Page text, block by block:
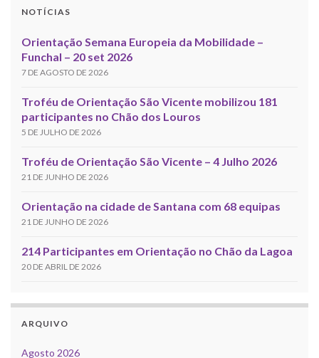
NOTÍCIAS
Orientação Semana Europeia da Mobilidade –
Funchal – 20 set 2026
7 DE AGOSTO DE 2026
Troféu de Orientação São Vicente mobilizou 181
participantes no Chão dos Louros
5 DE JULHO DE 2026
Troféu de Orientação São Vicente – 4 Julho 2026
21 DE JUNHO DE 2026
Orientação na cidade de Santana com 68 equipas
21 DE JUNHO DE 2026
214 Participantes em Orientação no Chão da Lagoa
20 DE ABRIL DE 2026
ARQUIVO
Agosto 2026